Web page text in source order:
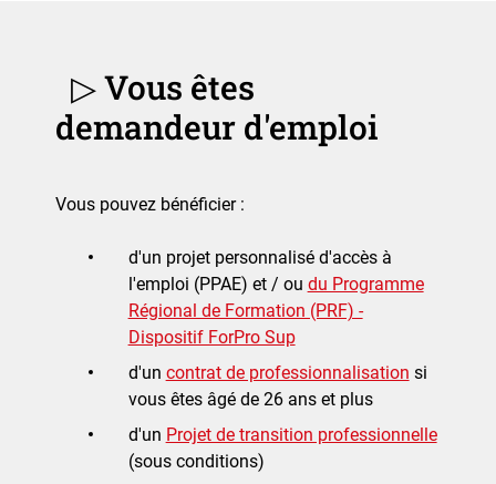
▷ Vous êtes
demandeur d'emploi
Vous pouvez bénéficier :
d'un projet personnalisé d'accès à
l'emploi (PPAE) et / ou du Programme
Régional de Formation (PRF) -
Dispositif ForPro Sup
d'un contrat de professionnalisation si
vous êtes âgé de 26 ans et plus
d'un Projet de transition professionnelle
(sous conditions)